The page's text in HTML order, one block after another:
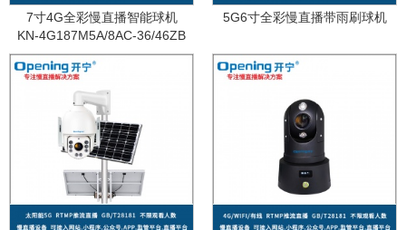
7寸4G全彩慢直播智能球机
KN-4G187M5A/8AC-36/46ZB
5G6寸全彩慢直播带雨刷球机